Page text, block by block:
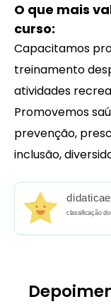
O que mais
curso:
Capacitamos
treinamento
atividades
Promovemos
prevenção,
inclusão,
classificação